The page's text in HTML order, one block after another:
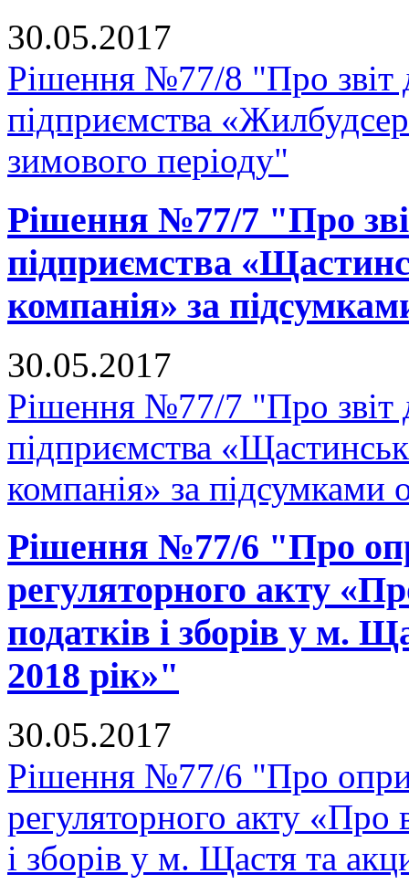
30.05.2017
Рішення №77/8 "Про звіт
підприємства
зимового періоду"
Рішення №77/7 "Про
підприємства
компанія» за
30.05.2017
Рішення №77/7 "Про звіт
підприємства
компанія» за підсумками
Рішення №77/6 "Про
регуляторного акту
податків і зборів у м.
2018 рік»"
30.05.2017
Рішення №77/6 "Про
регуляторного акту «Про
і зборів у м. Щастя та